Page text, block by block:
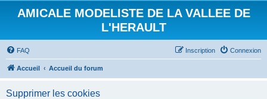
AMICALE MODELISTE DE LA VALLEE DE
L'HERAULT
FAQ Connexion
Inscription
Accueil Accueil du forum
Supprimer les cookies